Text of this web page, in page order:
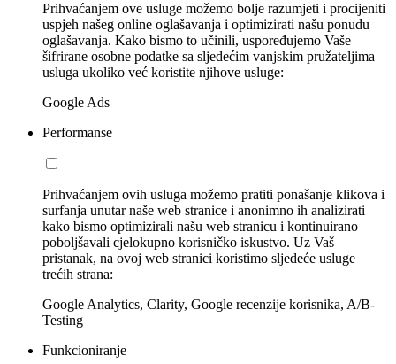
Prihvaćanjem ove usluge možemo bolje razumjeti i procijeniti
uspjeh našeg online oglašavanja i optimizirati našu ponudu
oglašavanja. Kako bismo to učinili, uspoređujemo Vaše
šifrirane osobne podatke sa sljedećim vanjskim pružateljima
usluga ukoliko već koristite njihove usluge:
Google Ads
Performanse
Prihvaćanjem ovih usluga možemo pratiti ponašanje klikova i
surfanja unutar naše web stranice i anonimno ih analizirati
kako bismo optimizirali našu web stranicu i kontinuirano
poboljšavali cjelokupno korisničko iskustvo. Uz Vaš
pristanak, na ovoj web stranici koristimo sljedeće usluge
trećih strana:
Google Analytics, Clarity, Google recenzije korisnika, A/B-
Testing
Funkcioniranje